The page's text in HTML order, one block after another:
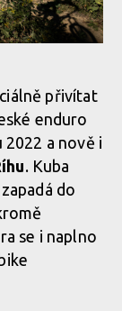
koni!
přivítat
enduro
2022 a nově i
. Kuba
do
se i naplno